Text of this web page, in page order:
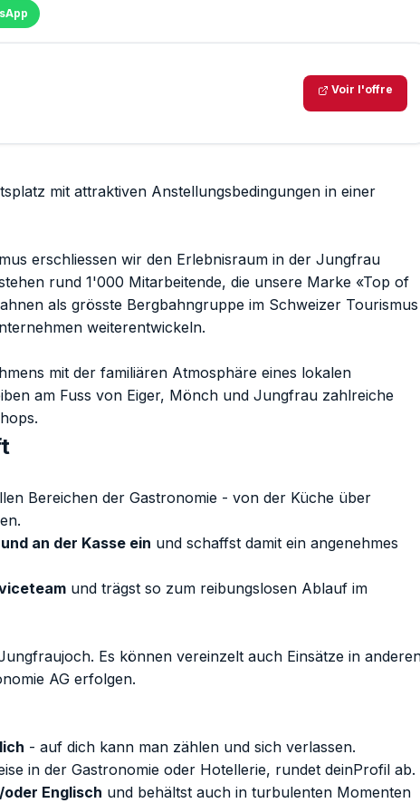
Voir l'offre
mit attraktiven Anstellungsbedingungen in einer
erschliessen wir den Erlebnisraum in der Jungfrau
rund 1'000 Mitarbeitende, die unsere Marke «Top of
als grösste Bergbahngruppe im Schweizer Tourismus
weiterentwickeln.
mit der familiären Atmosphäre eines lokalen
am Fuss von Eiger, Mönch und Jungfrau zahlreiche
Bereichen der Gastronomie - von der Küche über
an der Kasse ein und schaffst damit ein angenehmes
und trägst so zum reibungslosen Ablauf im
Es können vereinzelt auch Einsätze in
AG erfolgen.
- auf dich kann man zählen und sich verlassen.
in der Gastronomie oder Hotellerie, rundet deinProfil ab.
Englisch und behältst auch in turbulenten Momenten